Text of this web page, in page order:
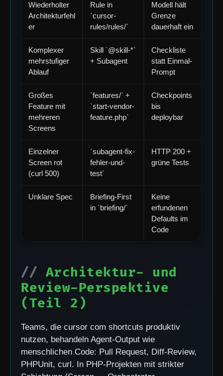
Wiederholter
Architekturfehl
er
Rule in
`cursor-
rules/rules/`
Modell hält
Grenze
dauerhaft ein
Komplexer
mehrstufiger
Ablauf
Skill `@skill-*`
+ Subagent
Checkliste
statt Einmal-
Prompt
Großes
Feature mit
mehreren
Screens
`features/` +
`start-vendor-
feature.php`
Checkpoints
bis
deploybar
Einzelner
Screen rot
(curl 500)
`subagent-fix-
fehler-und-
test`
HTTP 200 +
grüne Tests
Unklare Spec
Briefing-First
in `briefing/`
Keine
erfundenen
Defaults im
Code
Architektur- und
Review-Perspektive
(Teil 2)
Teams, die cursor com shortcuts produktiv
nutzen, behandeln Agent-Output wie
menschlichen Code: Pull Request, Diff-Review,
PHPUnit, curl. In PHP-Projekten mit strikter